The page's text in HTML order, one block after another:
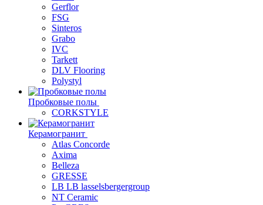
Gerflor
FSG
Sinteros
Grabo
IVC
Tarkett
DLV Flooring
Polystyl
Пробковые полы
CORKSTYLE
Керамогранит
Atlas Concorde
Axima
Belleza
GRESSE
LB LB lasselsbergergroup
NT Ceramic